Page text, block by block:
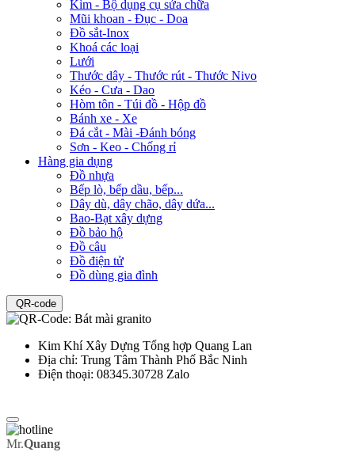
Kìm - Bộ dụng cụ sửa chữa
Mũi khoan - Đục - Doa
Đồ sắt-Inox
Khoá các loại
Lưới
Thước dây - Thước rút - Thước Nivo
Kéo - Cưa - Dao
Hòm tôn - Túi đồ - Hộp đồ
Bánh xe - Xe
Đá cắt - Mài -Đánh bóng
Sơn - Keo - Chống rỉ
Hàng gia dụng
Đồ nhựa
Bếp lò, bếp dầu, bếp...
Dây dù, dây chão, dây dứa...
Bao-Bạt xây dựng
Đồ bảo hộ
Đồ câu
Đồ điện tử
Đồ dùng gia đình
QR-code
Kim Khí Xây Dựng Tổng hợp Quang Lan
Địa chỉ: Trung Tâm Thành Phố Bắc Ninh
Điện thoại: 08345.30728 Zalo
Mr.Quang